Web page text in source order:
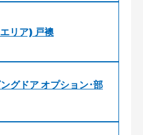
リア) 戸襖
グドア オプション･部